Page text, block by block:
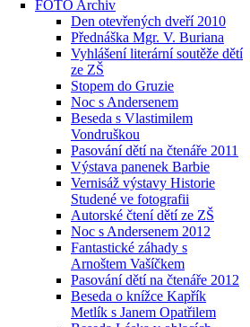
FOTO Archiv
Den otevřených dveří 2010
Přednáška Mgr. V. Buriana
Vyhlášení literární soutěže dětí
ze ZŠ
Stopem do Gruzie
Noc s Andersenem
Beseda s Vlastimilem
Vondruškou
Pasování dětí na čtenáře 2011
Výstava panenek Barbie
Vernisáž výstavy Historie
Studené ve fotografii
Autorské čtení dětí ze ZŠ
Noc s Andersenem 2012
Fantastické záhady s
Arnoštem Vašíčkem
Pasování dětí na čtenáře 2012
Beseda o knížce Kapřík
Metlík s Janem Opatřilem